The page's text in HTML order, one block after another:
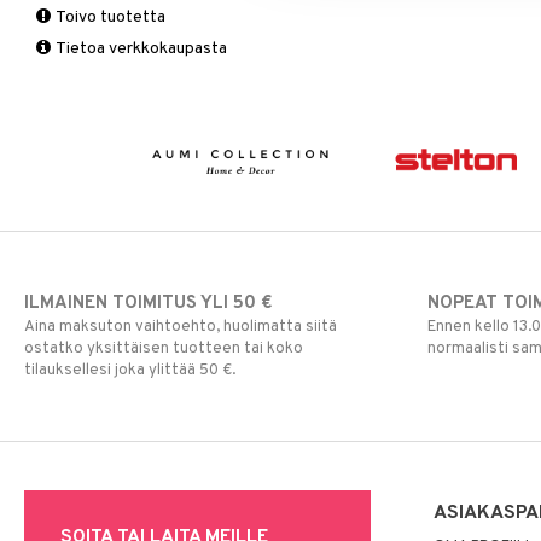
Seinäkoristeet
Vaasit
Piensäilytys & Korit
Lakanasetit
Lakanat & Tyynyliinat
Matot
Viltit & Peitteet
Puutarhavälineet
Ruukut
Pöytälamput
Valaistustarvikkeet
Toivo tuotetta
Tietoa verkkokaupasta
ILMAINEN TOIMITUS YLI 50 €
Aina maksuton vaihtoehto, huolimatta siitä
ostatko yksittäisen tuotteen tai koko
tilauksellesi joka ylittää 50 €.
NOPEAT
Ennen kello
normaalisti